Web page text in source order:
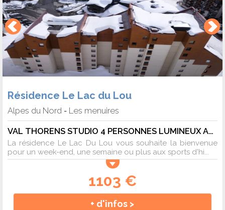
Résidence Le Lac du Lou
Alpes du Nord - Les menuires
VAL THORENS STUDIO 4 PERSONNES LUMINEUX AU PIED DES PISTES - 4 pers. - 24m2 - TV - Animaux admis
La résidence Le Lac Du Lou vous souhaite la bienvenue
pour un week-end, une semaine ou plus aux sports d'hi...
1103 €
+ d'infos >